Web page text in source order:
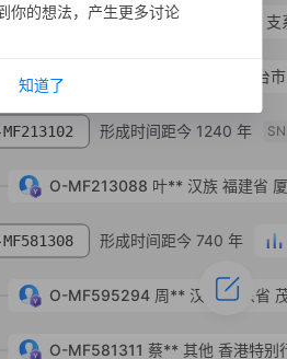
形成时间距今 1340 年 支
O-MF384074 河北省 邢台
形成时间距今 1240 年
形成时间距今 740 年
O-MF213088 叶** 汉族福建省
O-MF595294 周** 汉族广东省
O-MF581311 蔡**其他 香港特别
你的想法，产生更多讨论
知道了